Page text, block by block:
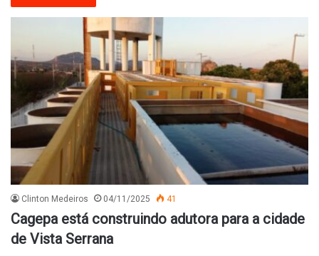
Clinton Medeiros 04/11/2025 41
Cagepa está construindo adutora para a cidade
de Vista Serrana